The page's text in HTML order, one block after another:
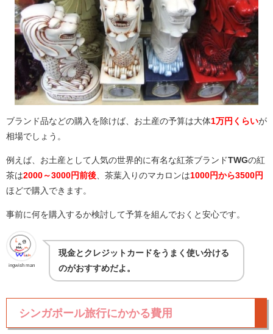
ブランド品などの購入を除けば、お土産の予算は大体1万円くらいが
相場でしょう。
例えば、お土産として人気の世界的に有名な紅茶ブランドTWGの紅
茶は2000～3000円前後 、茶葉入りのマカロンは1000円から3500円
ほどで購入できます。
事前に何を購入するか検討して予算を組んでおくと安心です。
ingwish man
現金とクレジットカードをうまく使い分ける
のがおすすめだよ。
シンガポール旅行にかかる費用